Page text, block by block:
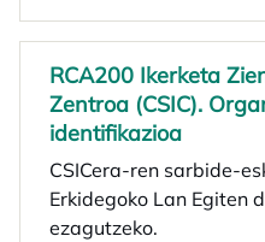
RCA200 Ikerketa
Zentroa (CSIC).
identifikazioa
CSICera-ren sarbide-
Erkidegoko Lan Egiten
ezagutzeko.